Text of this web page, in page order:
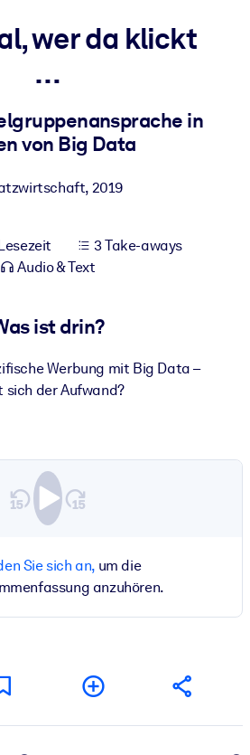
und resiliente Belegschaft auf.
verifiziertes Wissen in Ihr LMS/LXP für
mit
Business-Wissen.
strukturiertes Wissen, um die Ergebnisse
wer da klickt
…
in
von Big Data
, 2019
3 Take-aways
Audio & Text
ist drin?
Werbung mit Big Data –
sich der Aufwand?
Sie sich an,um die
anzuhören.